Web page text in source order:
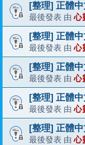
[整理] 正體
最後發表 由心
[整理] 正體
最後發表 由心
[整理] 正體
最後發表 由心
[整理] 正體
最後發表 由心
[整理] 正體
最後發表 由心